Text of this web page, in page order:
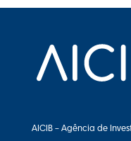
AICIB – Agência de